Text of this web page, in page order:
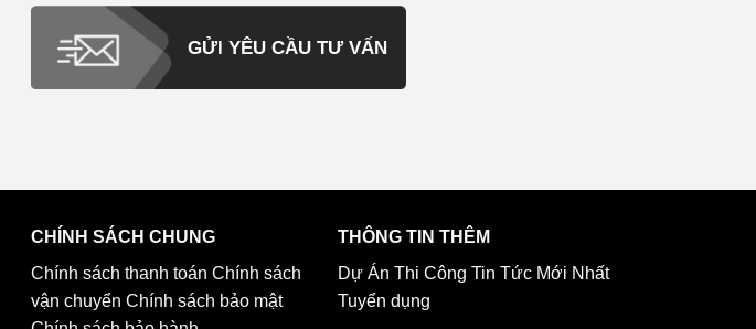
GỬI YÊU CẦU TƯ VẤN
CHÍNH SÁCH CHUNG
Chính sách thanh toán Chính sách
vận chuyển Chính sách bảo mật
THÔNG TIN THÊM
Dự Án Thi Công Tin Tức Mới Nhất
Tuyển dụng